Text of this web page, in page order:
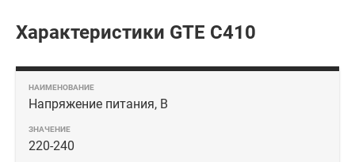
Характеристики GTE C410
Напряжение питания, В
220-240